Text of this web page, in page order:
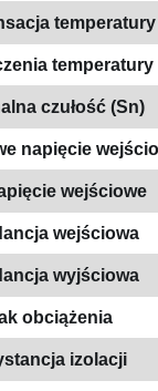
temperatury
temperatury
czułość (Sn)
napięcie
wejściowe
wejściowa
wyjściowa
obciążenia
izolacji